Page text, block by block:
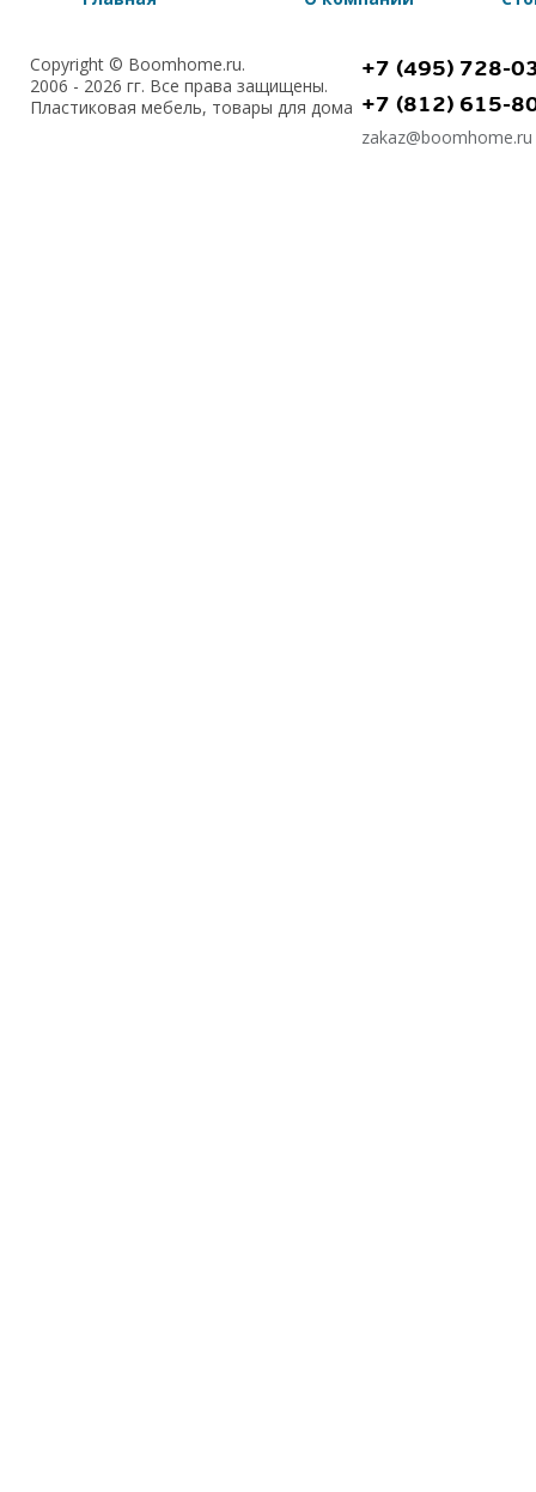
Copyright © Boomhome.ru.
2006 - 2026 гг. Все права защищены.
Пластиковая мебель, товары для дома
+7 (495) 728-
+7 (812) 615-
zakaz@boomhome.ru